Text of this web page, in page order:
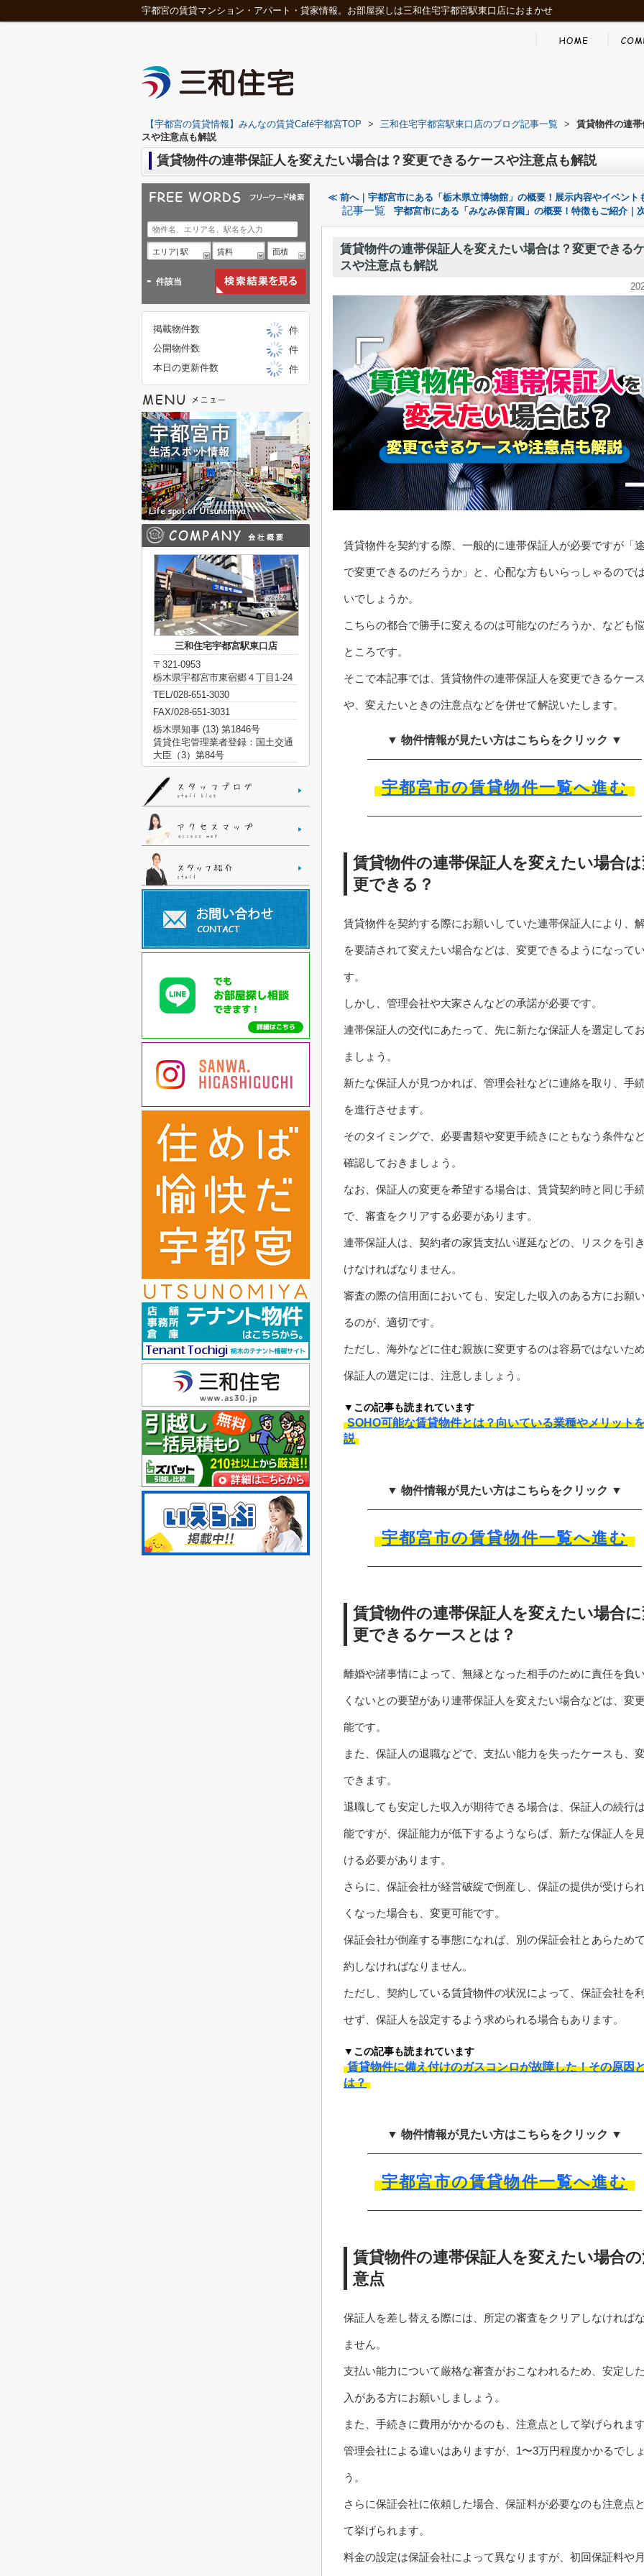
宇都宮の賃貸マンション・アパート・貸家情報。お部屋探しは三和住宅宇都宮駅東口店におまかせ
【宇都宮の賃貸情報】みんなの賃貸Café宇都宮TOP > 三和住宅宇都宮駅東口店のブログ記事一覧 >
賃貸物件の連
スや注意点も解説
賃貸物件の連帯保証人を変えたい場合は？変更できるケースや注意点も解説
≪ 前へ｜宇都宮市にある「栃木県立博物館」の概要！展示内容やイベント
記事一覧 宇都宮市にある「みなみ保育園」の概要！特徴もご紹介｜
賃貸物件の連帯保証人を変えたい場合は？変更できる
スや注意点も解説
賃貸物件を契約する際、一般的に連帯保証人が必要ですが「
で変更できるのだろうか」と、心配な方もいらっしゃるので
いでしょうか。
こちらの都合で勝手に変えるのは可能なのだろうか、なども
ところです。
そこで本記事では、賃貸物件の連帯保証人を変更できるケース
や、変えたいときの注意点などを併せて解説いたします。
▼ 物件情報が見たい方はこちらをクリック ▼
宇都宮市の賃貸物件一覧へ進む
賃貸物件の連帯保証人を変えたい場合
更できる？
賃貸物件を契約する際にお願いしていた連帯保証人により、
を要請されて変えたい場合などは、変更できるようになって
す。
しかし、管理会社や大家さんなどの承諾が必要です。
連帯保証人の交代にあたって、先に新たな保証人を選定して
ましょう。
新たな保証人が見つかれば、管理会社などに連絡を取り、手
を進行させます。
そのタイミングで、必要書類や変更手続きにともなう条件な
確認しておきましょう。
なお、保証人の変更を希望する場合は、賃貸契約時と同じ手
で、審査をクリアする必要があります。
連帯保証人は、契約者の家賃支払い遅延などの、リスクを引
けなければなりません。
審査の際の信用面においても、安定した収入のある方にお願
るのが、適切です。
ただし、海外などに住む親族に変更するのは容易ではないため
保証人の選定には、注意しましょう。
▼この記事も読まれています
SOHO可能な賃貸物件とは？向いている業種やメリット
説
▼ 物件情報が見たい方はこちらをクリック ▼
宇都宮市の賃貸物件一覧へ進む
賃貸物件の連帯保証人を変えたい場合
更できるケースとは？
離婚や諸事情によって、無縁となった相手のために責任を負
くないとの要望があり連帯保証人を変えたい場合などは、変
能です。
また、保証人の退職などで、支払い能力を失ったケースも、
できます。
退職しても安定した収入が期待できる場合は、保証人の続行
能ですが、保証能力が低下するようならば、新たな保証人を
ける必要があります。
さらに、保証会社が経営破綻で倒産し、保証の提供が受けら
くなった場合も、変更可能です。
保証会社が倒産する事態になれば、別の保証会社とあらため
約しなければなりません。
ただし、契約している賃貸物件の状況によって、保証会社を
せず、保証人を設定するよう求められる場合もあります。
▼この記事も読まれています
賃貸物件に備え付けのガスコンロが故障した！その原因
は？
▼ 物件情報が見たい方はこちらをクリック ▼
宇都宮市の賃貸物件一覧へ進む
賃貸物件の連帯保証人を変えたい場合
意点
保証人を差し替える際には、所定の審査をクリアしなければ
ません。
支払い能力について厳格な審査がおこなわれるため、安定し
入がある方にお願いしましょう。
また、手続きに費用がかかるのも、注意点として挙げられます
管理会社による違いはありますが、1〜3万円程度かかるでしょ
う。
さらに保証会社に依頼した場合、保証料が必要なのも注意点
て挙げられます。
料金の設定は保証会社によって異なりますが、初回保証料や
エリア| 駅 賃料 面積
- 件該当
掲載物件数
件
公開物件数
件
本日の更新件数
件
三和住宅宇都宮駅東口店
〒321-0953
栃木県宇都宮市東宿郷４丁目1-24
TEL/028-651-3030
FAX/028-651-3031
栃木県知事 (13) 第1846号
賃貸住宅管理業者登録：国土交通
大臣（3）第84号